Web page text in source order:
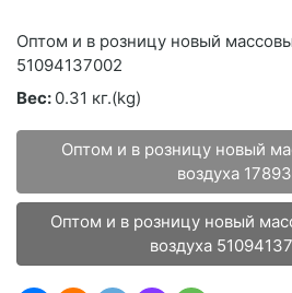
Оптом и в розницу новый
51094137002
Вес: 0.31 кг.(kg)
Оптом и в розницу новый
воздуха
Оптом и в розницу новый
воздуха